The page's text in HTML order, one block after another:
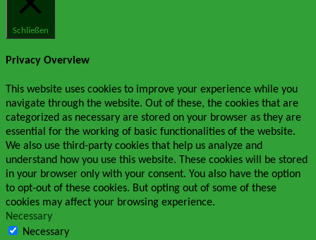
Schließen
Privacy Overview
This website uses cookies to improve your experience while you
navigate through the website. Out of these, the cookies that are
categorized as necessary are stored on your browser as they are
essential for the working of basic functionalities of the website.
We also use third-party cookies that help us analyze and
understand how you use this website. These cookies will be stored
in your browser only with your consent. You also have the option
to opt-out of these cookies. But opting out of some of these
cookies may affect your browsing experience.
Necessary
Necessary